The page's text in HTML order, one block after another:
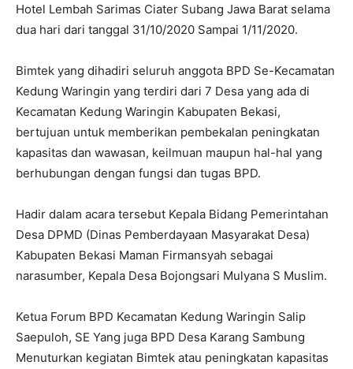
Hotel Lembah Sarimas Ciater Subang Jawa Barat selama
dua hari dari tanggal 31/10/2020 Sampai 1/11/2020.
Bimtek yang dihadiri seluruh anggota BPD Se-Kecamatan
Kedung Waringin yang terdiri dari 7 Desa yang ada di
Kecamatan Kedung Waringin Kabupaten Bekasi,
bertujuan untuk memberikan pembekalan peningkatan
kapasitas dan wawasan, keilmuan maupun hal-hal yang
berhubungan dengan fungsi dan tugas BPD.
Hadir dalam acara tersebut Kepala Bidang Pemerintahan
Desa DPMD (Dinas Pemberdayaan Masyarakat Desa)
Kabupaten Bekasi Maman Firmansyah sebagai
narasumber, Kepala Desa Bojongsari Mulyana S Muslim.
Ketua Forum BPD Kecamatan Kedung Waringin Salip
Saepuloh, SE Yang juga BPD Desa Karang Sambung
Menuturkan kegiatan Bimtek atau peningkatan kapasitas